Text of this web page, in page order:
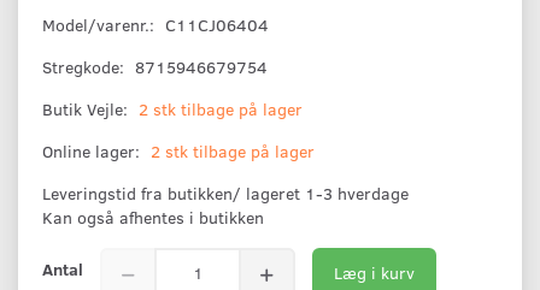
Model/varenr.: C11CJ06404
Stregkode: 8715946679754
Butik Vejle: 2 stk tilbage på lager
Online lager: 2 stk tilbage på lager
Leveringstid fra butikken/ lageret 1-3 hverdage
Kan også afhentes i butikken
Antal Læg i kurv